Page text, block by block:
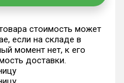
стоимость может
если на складе в
момент нет, к его
доставки.